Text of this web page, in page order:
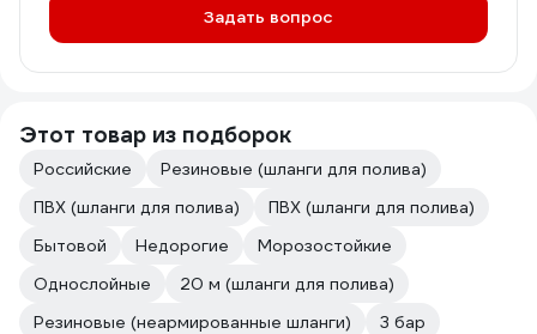
Задать вопрос
Этот товар из подборок
Российские
Резиновые (шланги для полива)
ПВХ (шланги для полива)
ПВХ (шланги для полива)
Бытовой
Недорогие
Морозостойкие
Однослойные
20 м (шланги для полива)
Резиновые (неармированные шланги)
3 бар